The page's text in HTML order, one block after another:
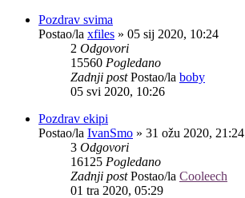
Pozdrav svima
Postao/la xfiles » 05 sij 2020, 10:24
2 Odgovori
15560 Pogledano
Zadnji postPostao/la boby
05 svi 2020, 10:26
Pozdrav ekipi
Postao/la IvanSmo » 31 ožu 2020, 21:24
3 Odgovori
16125 Pogledano
Zadnji postPostao/la Cooleech
01 tra 2020, 05:29